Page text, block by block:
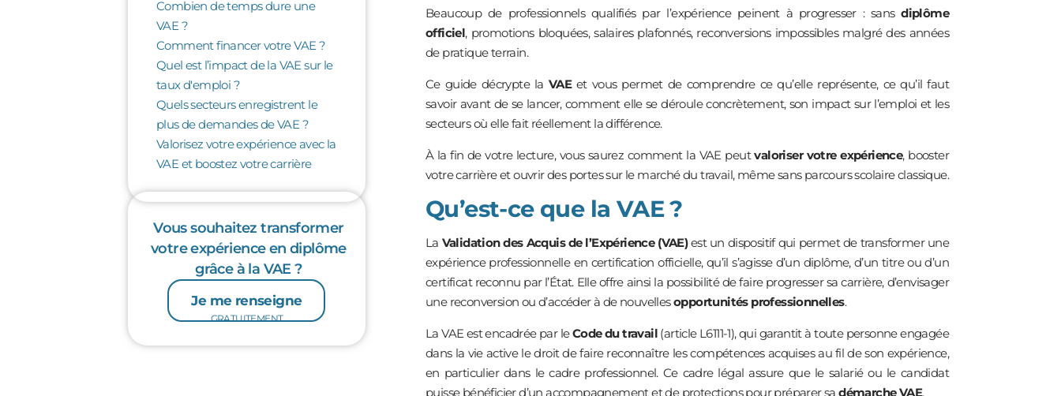
Combien de temps dure une
VAE ?
Comment financer votre VAE ?
Quel est l’impact de la VAE sur le
taux d'emploi ?
Quels secteurs enregistrent le
plus de demandes de VAE ?
Valorisez votre expérience avec la
VAE et boostez votre carrière
Vous souhaitez transformer
votre expérience en diplôme
grâce à la VAE ?
Je me renseigne
GRATUITEMENT
Beaucoup de professionnels qualifiés par l’expérience peinent à progresser : sansdiplôme
officiel, promotions bloquées, salaires plafonnés, reconversions impossibles malgré des années
de pratique terrain.
Ce guide décrypte la VAEet vous permet de comprendre ce qu’elle représente, ce qu’il faut
savoir avant de se lancer, comment elle se déroule concrètement, son impact sur l’emploi et les
secteurs où elle fait réellement la différence.
À la fin de votre lecture, vous saurez comment la VAE peutvaloriser votre expérience, booster
votre carrière et ouvrir des portes sur le marché du travail, même sans parcours scolaire classique.
Qu’est-ce que la VAE ?
La Validation des Acquis de l’Expérience (VAE)est un dispositif qui permet de transformer une
expérience professionnelle en certification officielle, qu’il s’agisse d’un diplôme, d’un titre ou d’un
certificat reconnu par l’État. Elle offre ainsi la possibilité de faire progresser sa carrière, d’envisager
une reconversion ou d’accéder à de nouvellesopportunités professionnelles.
La VAE est encadrée par leCode du travail(article L6111-1), qui garantit à toute personne engagée
dans la vie active le droit de faire reconnaître les compétences acquises au fil de son expérience,
en particulier dans le cadre professionnel. Ce cadre légal assure que le salarié ou le candidat
puisse bénéficier d’un accompagnement et de protections pour préparer sadémarche VAE.